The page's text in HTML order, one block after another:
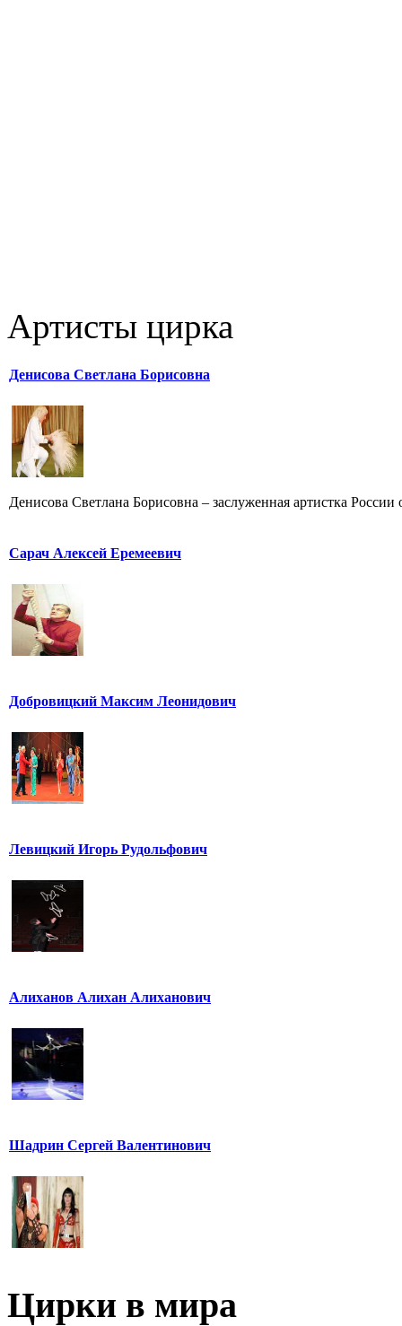
Артисты цирка
Денисова Светлана Борисовна
Денисова Светлана Борисовна – заслуженная артистка России
Сарач Алексей Еремеевич
Добровицкий Максим Леонидович
Левицкий Игорь Рудольфович
Алиханов Алихан Алиханович
Шадрин Сергей Валентинович
Цирки в мира